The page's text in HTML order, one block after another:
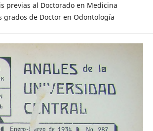
previas al Doctorado en Medicina
grados de Doctor en Odontología